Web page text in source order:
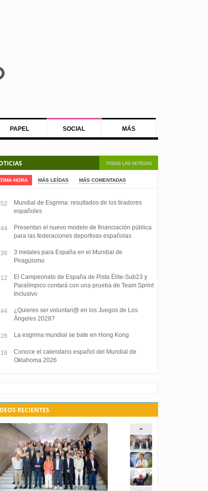
PAPEL SOCIAL MÁS
TODAS LAS NOTICIAS
HORA MÁS LEÍDAS MÁS COMENTADAS
Mundial de Esgrima: resultados de los tiradores
españoles
Presentan el nuevo modelo de financiación pública
para las federaciones deportivas españolas
3 metales para España en el Mundial de
Piragüismo
El Campeonato de España de Pista Élite-Sub23 y
Paralímpico contará con una prueba de Team Sprint
Inclusivo
¿Quieres ser voluntari@ en los Juegos de Los
Ángeles 2028?
La esgrima mundial se bate en Hong Kong
Conoce el calendario español del Mundial de
Oklahoma 2026
RECIENTES